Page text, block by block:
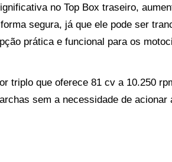
no Top Box traseiro,
segura, já que ele pode ser
prática e funcional para os
triplo que oferece 81 cv a 10.250
sem a necessidade de acionar